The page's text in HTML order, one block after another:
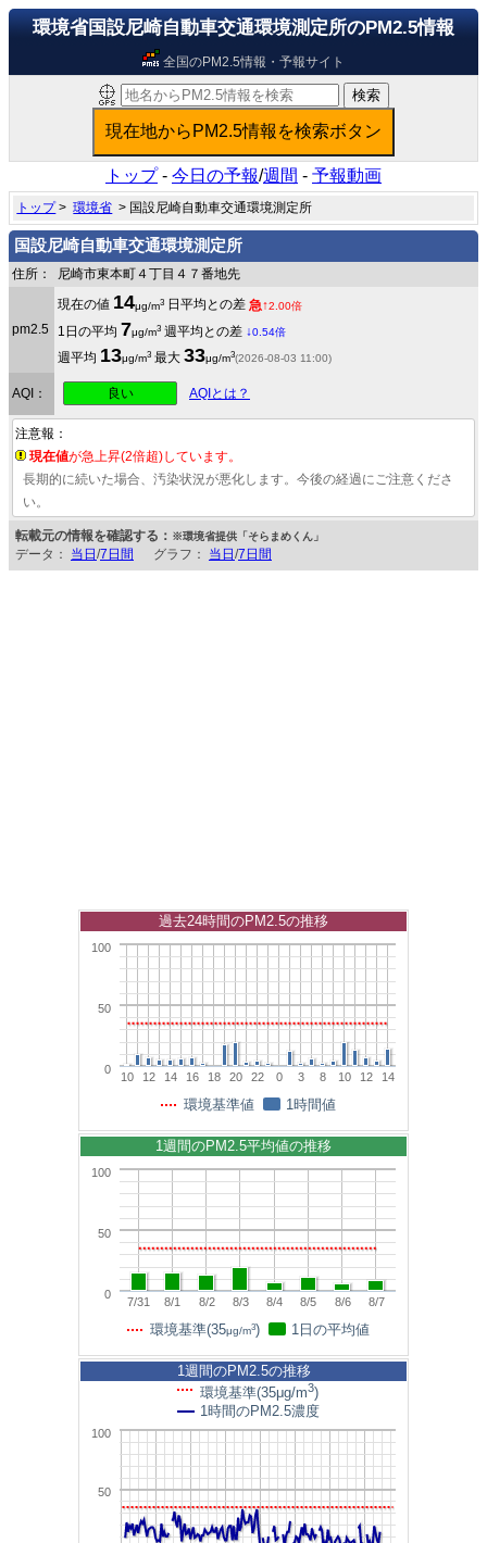
環境省国設尼崎自動車交通環境測定所のPM2.5情報
全国のPM2.5情報・予報サイト
トップ- 今日の予報/週間 - 予報動画
トップ>環境省 > 国設尼崎自動車交通環境測定所
国設尼崎自動車交通環境測定所
住所： 尼崎市東本町４丁目４７番地先
pm2.5
現在の値 14μg/m3 日平均との差 急↑2.00倍
1日の平均 7μg/m3 週平均との差 ↓0.54倍
週平均 13μg/m3 最大 33μg/m3(2026-08-03 11:00)
AQI： 良い AQIとは？
注意報：
現在値が急上昇(2倍超)しています。
長期的に続いた場合、汚染状況が悪化します。今後の経過にご注意くださ
い。
転載元の情報を確認する： ※環境省提供「そらまめくん」
データ： 当日 /7日間 グラフ： 当日 /7日間
10 12 14 16 18 20 22 0 3 8 10 12 14
0
50
100
過去24時間のPM2.5の推移
環境基準値 1時間値
7/31 8/1 8/2 8/3 8/4 8/5 8/6 8/7
0
50
100
1週間のPM2.5平均値の推移
環境基準(35μg/m3) 1日の平均値
50
100
1週間のPM2.5の推移
環境基準(35μg/m3)
1時間のPM2.5濃度